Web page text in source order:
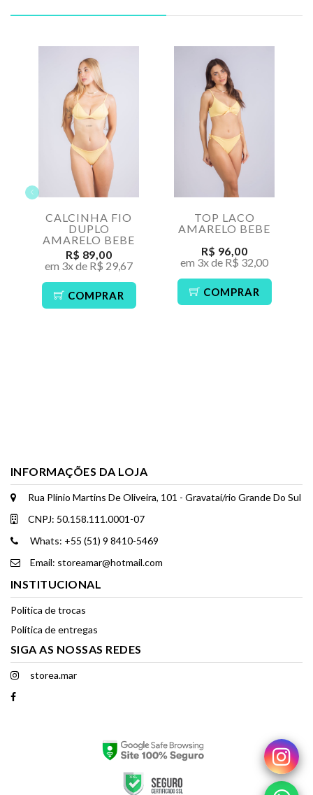
CALCINHA FIO
DUPLO
AMARELO BEBE
R$ 89,00
em 3x de R$ 29,67
COMPRAR
TOP LACO
AMARELO BEBE
R$ 96,00
em 3x de R$ 32,00
COMPRAR
INFORMAÇÕES DA LOJA
Rua Plínio Martins De Oliveira, 101 - Gravataí/rio Grande Do Sul
CNPJ: 50.158.111.0001-07
Whats: +55 (51) 9 8410-5469
Email: storeamar@hotmail.com
INSTITUCIONAL
Política de trocas
Política de entregas
SIGA AS NOSSAS REDES
storea.mar